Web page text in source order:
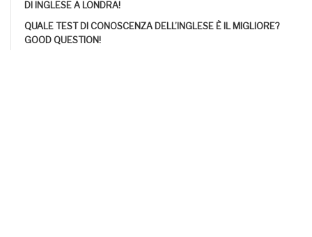
DI INGLESE A LONDRA!
QUALE TEST DI CONOSCENZA DELL’INGLESE È IL MIGLIORE?
GOOD QUESTION!